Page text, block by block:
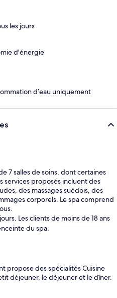
les jours
d'énergie
d’eau uniquement
7 salles de soins, dont certaines
services proposés incluent des
des massages suédois, des
corporels. Le spa comprend
Les clients de moins de 18 ans
du spa.
propose des spécialités Cuisine
déjeuner, le déjeuner et le dîner.